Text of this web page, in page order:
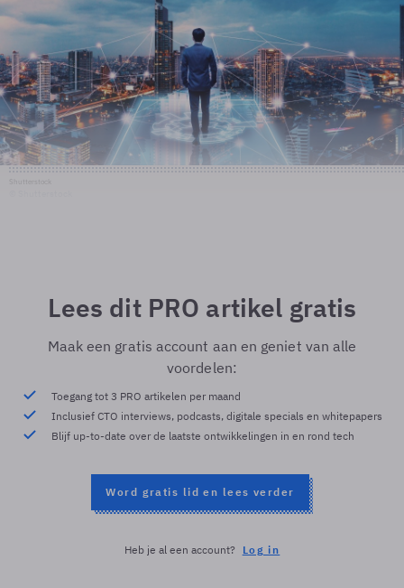
Lees dit PRO artikel gratis
Maak een gratis account aan en geniet van alle
voordelen:
Toegang tot 3 PRO artikelen per maand
Inclusief CTO interviews, podcasts, digitale specials en whitepapers
Blijf up-to-date over de laatste ontwikkelingen in en rond tech
Word gratis lid en lees verder
Heb je al een account? Log in